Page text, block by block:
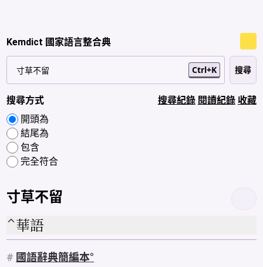
Kemdict 國家語言整合典
Ctrl+K
搜尋方式
開頭為
結尾為
包含
完全符合
搜尋紀錄 閱讀紀錄 收藏
寸草不留
華語
# 國語辭典簡編本